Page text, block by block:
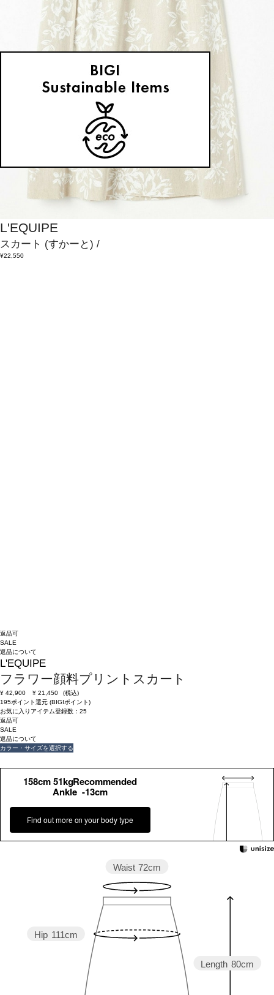
L'EQUIPE
スカート (すかーと) /
¥22,550
返品可
SALE
返品について
L'EQUIPE
フラワー顔料プリントスカート
¥ 42,900 ¥ 21,450
(税込)
195ポイント還元 (BIGIポイント)
お気に入りアイテム登録数： 25
返品可
SALE
返品について
カラー・サイズを選択する
158cm 51kgRecommended
Ankle -13cm
Find out more on your body type
Length 80cm
Hip 111cm
Waist 72cm